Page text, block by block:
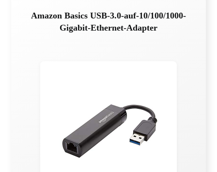
Amazon Basics USB-3.0-auf-10/100/1000-
Gigabit-Ethernet-Adapter